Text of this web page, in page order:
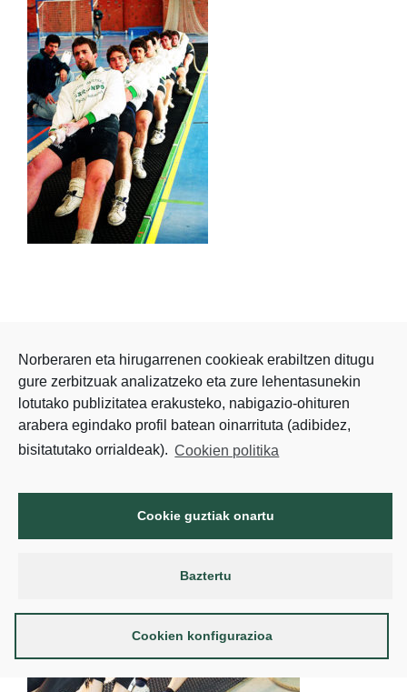
Norberaren eta hirugarrenen cookieak erabiltzen ditugu
gure zerbitzuak analizatzeko eta zure lehentasunekin
lotutako publizitatea erakusteko, nabigazio-ohituren
arabera egindako profil batean oinarrituta (adibidez,
bisitatutako orrialdeak). Cookien politika
Cookie guztiak onartu
Baztertu
Cookien konfigurazioa